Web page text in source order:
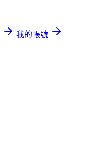
我的帳號